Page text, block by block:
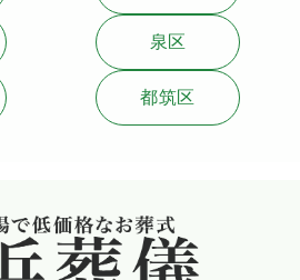
泉区
都筑区